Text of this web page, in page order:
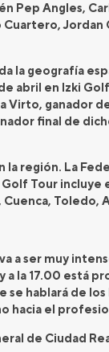
Pep Angles,
la geografía
abril en Izki
Virto, ganador
final de
región. La
Tour incluye
Toledo,
a ser muy
la 17.00 está
hablará de
hacia el
de Ciudad